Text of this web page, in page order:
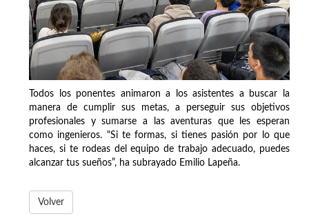
Todos los ponentes animaron a los asistentes a buscar la
manera de cumplir sus metas, a perseguir sus objetivos
profesionales y sumarse a las aventuras que les esperan
como ingenieros. "Si te formas, si tienes pasión por lo que
haces, si te rodeas del equipo de trabajo adecuado, puedes
alcanzar tus sueños”, ha subrayado Emilio Lapeña.
Volver